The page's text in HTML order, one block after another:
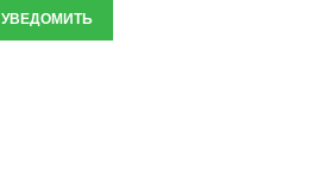
УВЕДОМИТЬ